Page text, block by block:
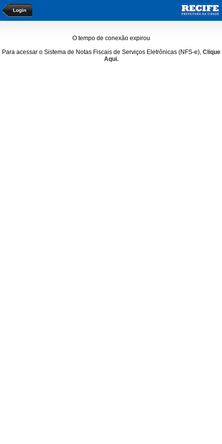
Login
O tempo de conexão expirou
Para acessar o Sistema de Notas Fiscais de Serviços Eletrônicas (NFS-e), Clique
Aqui.